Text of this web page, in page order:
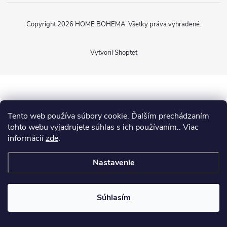
Tento web používa súbory cookie. Ďalším prechádzaním
tohto webu vyjadrujete súhlas s ich používaním.. Viac
informáciízde.
Nastavenie
Súhlasím
Vytvoril Shoptet
Copyright 2026 HOME BOHEMA. Všetky práva vyhradené.